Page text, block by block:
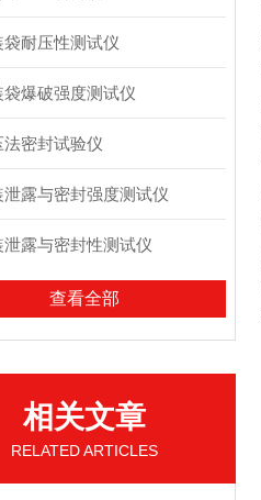
袋耐压性测试仪
袋爆破强度测试仪
法密封试验仪
泄露与密封强度测试仪
泄露与密封性测试仪
查看全部
相关文章
RELATED ARTICLES